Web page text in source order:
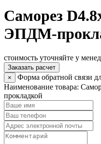
Саморез
ЭПДМ-
стоимость уточняйте у
Заказать расчет
×
Форма обратной связи
Наименование товара:
прокладкой